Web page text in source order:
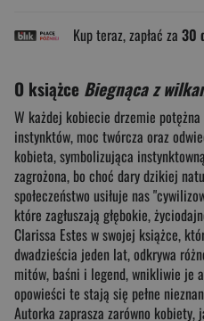
Kup teraz, zapłać za 30
O książce Biegnąca z
W każdej kobiecie drzemie
instynktów, moc twórcza oraz
kobieta, symbolizująca
zagrożona, bo choć dary dzikiej
społeczeństwo usiłuje nas
które zagłuszają głębokie,
Clarissa Estes w swojej książce,
dwadzieścia jeden lat, odkrywa
mitów, baśni i legend, wnikliwie je
opowieści te stają się pełne
Autorka zaprasza zarówno